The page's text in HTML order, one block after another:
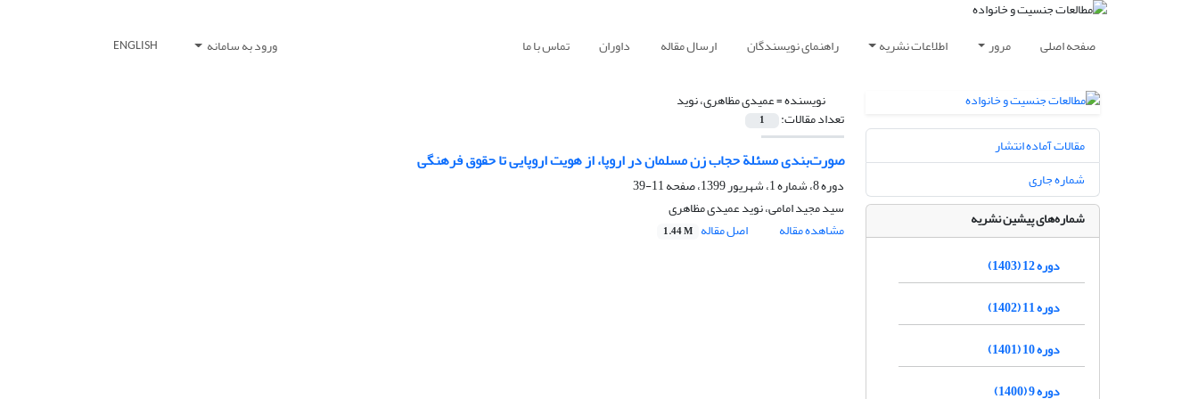
صفحه اصلی مرور اطلاعات نشریه راهنمای نویسندگان ارسال مقاله داوران تماس با ما ورود به سامانه ENGLISH
نویسنده =عمیدی مظاهری، نوید
تعداد مقالات: 1
صورت‌بندی مسئلة حجاب زن مسلمان در اروپا، از هویت اروپایی تا حقوق فرهنگی
دوره 8، شماره 1، شهریور 1399، صفحه
11-39
سید مجید امامی، نوید عمیدی مظاهری
مشاهده مقاله
اصل مقاله 1.44 M
مقالات آماده انتشار
شماره جاری
شماره‌های پیشین نشریه
دوره 12 (1403)
دوره 11 (1402)
دوره 10 (1401)
دوره 9 (1400)